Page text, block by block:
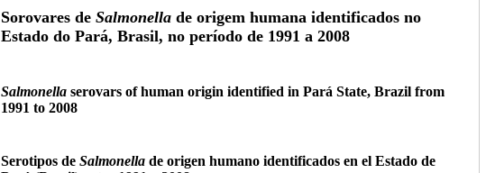
Sorovares de Salmonella de origem humana identificados no
Estado do Pará, Brasil, no período de 1991 a 2008
Salmonella serovars of human origin identified in Pará State, Brazil from
1991 to 2008
Serotipos de Salmonella de origen humano identificados en el Estado de